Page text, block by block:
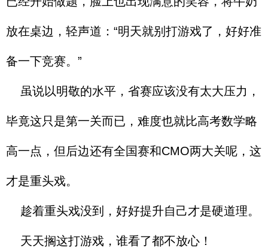
放在桌边，轻声道：“明天就别打游戏了，好好准
备一下竞赛。”
虽说以明敬的水平，省赛应该没有太大压力，
毕竟这只是第一关而已，难度也就比高考数学略
高一点，但后边还有全国赛和CMO两大关呢，这
才是重头戏。
趁着重头戏没到，好好提升自己才是硬道理。
天天搁这打游戏，谁看了都不放心！